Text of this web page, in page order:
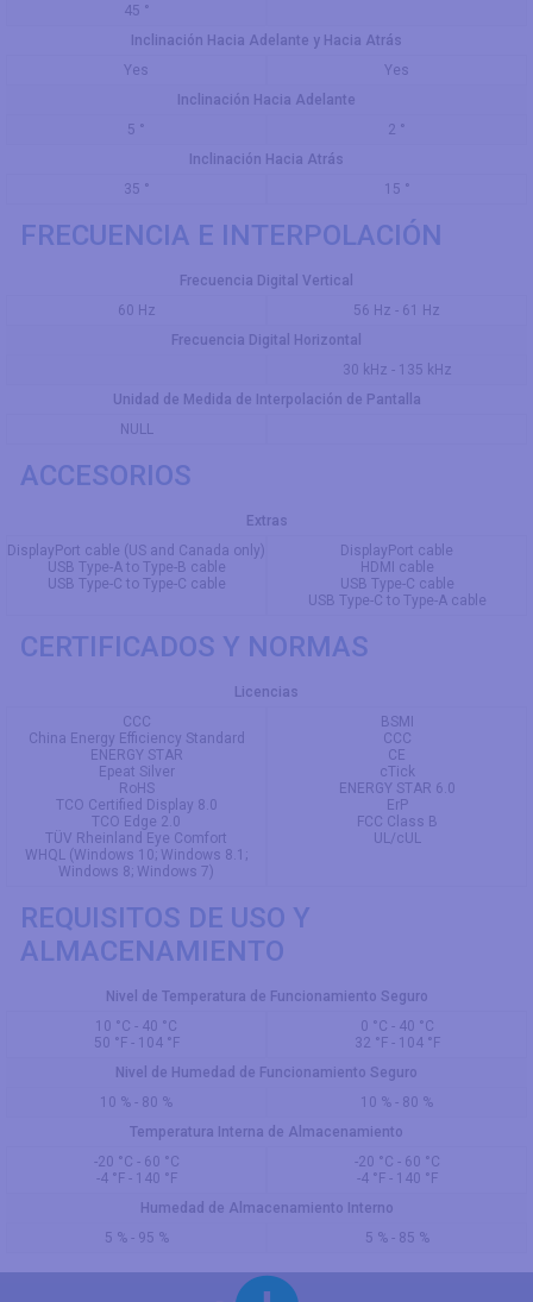
45 °
Inclinación Hacia Adelante y Hacia Atrás
Yes
Yes
Inclinación Hacia Adelante
5 °
2 °
Inclinación Hacia Atrás
35 °
15 °
FRECUENCIA E INTERPOLACIÓN
Frecuencia Digital Vertical
60 Hz
56 Hz - 61 Hz
Frecuencia Digital Horizontal
30 kHz - 135 kHz
Unidad de Medida de Interpolación de Pantalla
NULL
ACCESORIOS
Extras
DisplayPort cable (US and Canada only)
USB Type-A to Type-B cable
USB Type-C to Type-C cable
DisplayPort cable
HDMI cable
USB Type-C cable
USB Type-C to Type-A cable
CERTIFICADOS Y NORMAS
Licencias
CCC
China Energy Efficiency Standard
ENERGY STAR
Epeat Silver
RoHS
TCO Certified Display 8.0
TCO Edge 2.0
TÜV Rheinland Eye Comfort
WHQL (Windows 10; Windows 8.1;
Windows 8; Windows 7)
BSMI
CCC
CE
cTick
ENERGY STAR 6.0
ErP
FCC Class B
UL/cUL
REQUISITOS DE USO Y
ALMACENAMIENTO
Nivel de Temperatura de Funcionamiento Seguro
10 °C - 40 °C
50 °F - 104 °F
0 °C - 40 °C
32 °F - 104 °F
Nivel de Humedad de Funcionamiento Seguro
10 % - 80 %
10 % - 80 %
Temperatura Interna de Almacenamiento
-20 °C - 60 °C
-4 °F - 140 °F
-20 °C - 60 °C
-4 °F - 140 °F
Humedad de Almacenamiento Interno
5 % - 95 %
5 % - 85 %